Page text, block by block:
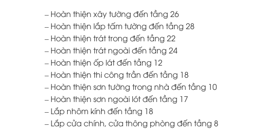
– Hoàn thiện xây tường đến tầng 26
– Hoàn thiện lắp tấm tường đến tầng 28
– Hoàn thiện trát trong đến tầng 22
– Hoàn thiện trát ngoài đến tầng 24
– Hoàn thiện ốp lát đến tầng 12
– Hoàn thiện thi công trần đến tầng 18
– Hoàn thiện sơn tường trong nhà đến tầng 10
– Hoàn thiện sơn ngoài lót đến tầng 17
– Lắp nhôm kính đến tầng 18
– Lắp cửa chính, cửa thông phòng đến tầng 8